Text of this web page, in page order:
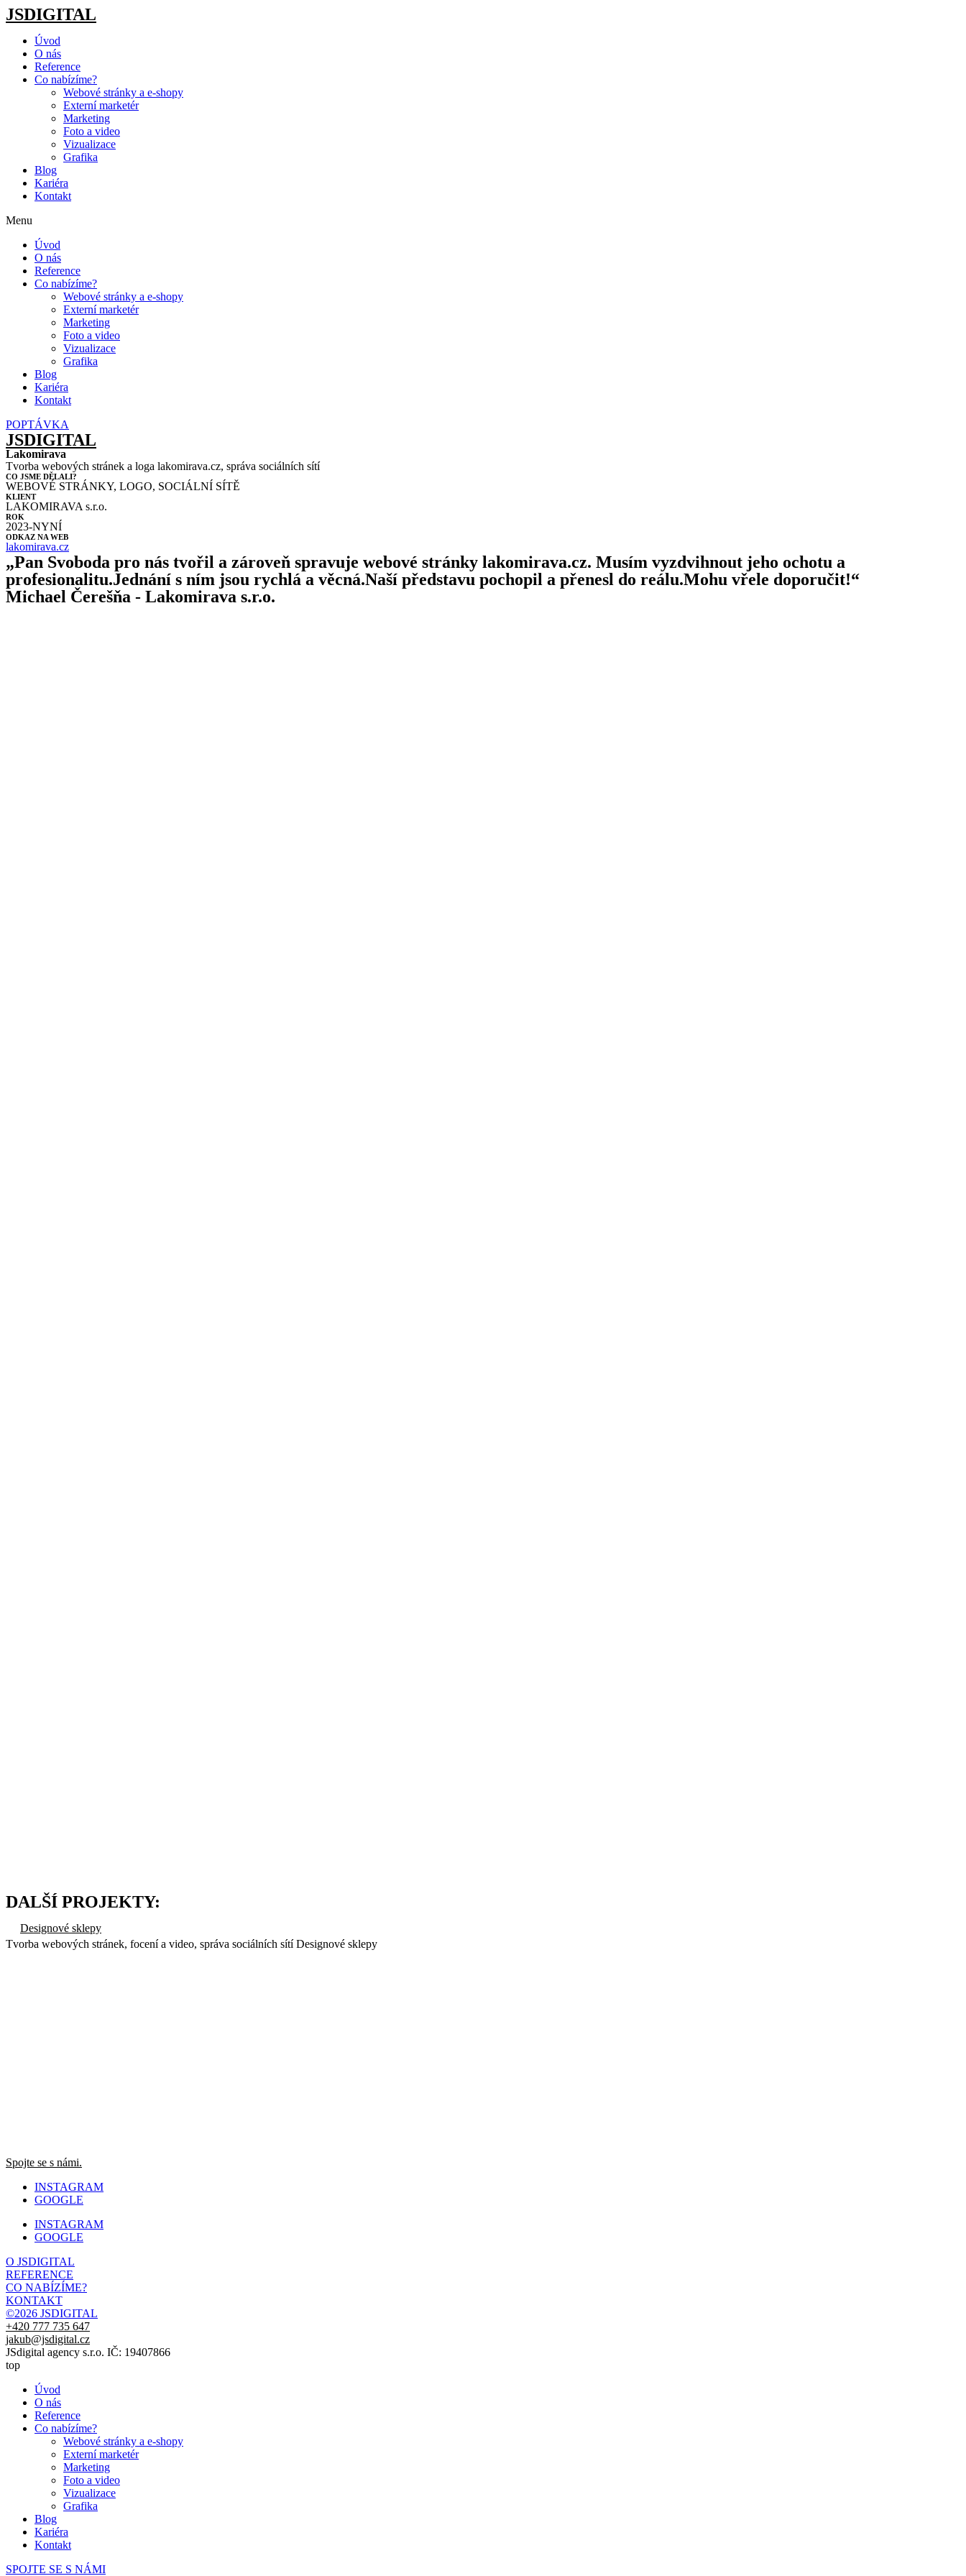
JSDIGITAL
Úvod
O nás
Reference
Co nabízíme?
Webové stránky a e-shopy
Externí marketér
Marketing
Foto a video
Vizualizace
Grafika
Blog
Kariéra
Kontakt
Menu
Úvod
O nás
Reference
Co nabízíme?
Webové stránky a e-shopy
Externí marketér
Marketing
Foto a video
Vizualizace
Grafika
Blog
Kariéra
Kontakt
POPTÁVKA
JSDIGITAL
Lakomirava
Tvorba webových stránek a loga lakomirava.cz, správa sociálních sítí
CO JSME DĚLALI?
WEBOVÉ STRÁNKY, LOGO, SOCIÁLNÍ SÍTĚ
KLIENT
LAKOMIRAVA s.r.o.
ROK
2023-NYNÍ
ODKAZ NA WEB
lakomirava.cz
„Pan Svoboda pro nás tvořil a zároveň spravuje webové stránky lakomirava.cz. Musím vyzdvihnout jeho ochotu a
profesionalitu.Jednání s ním jsou rychlá a věcná.Naší představu pochopil a přenesl do reálu.Mohu vřele doporučit!“
Michael Čerešňa - Lakomirava s.r.o.
DALŠÍ PROJEKTY:
Designové sklepy
Tvorba webových stránek, focení a video, správa sociálních sítí Designové sklepy
Spojte se s námi.
INSTAGRAM
GOOGLE
INSTAGRAM
GOOGLE
O JSDIGITAL
REFERENCE
CO NABÍZÍME?
KONTAKT
©2026 JSDIGITAL
+420 777 735 647
jakub@jsdigital.cz
JSdigital agency s.r.o. IČ: 19407866
top
Úvod
O nás
Reference
Co nabízíme?
Webové stránky a e-shopy
Externí marketér
Marketing
Foto a video
Vizualizace
Grafika
Blog
Kariéra
Kontakt
SPOJTE SE S NÁMI